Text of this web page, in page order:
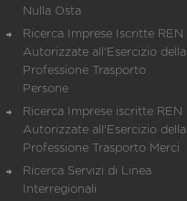
Nulla Osta
Ricerca Imprese Iscritte REN
Autorizzate all'Esercizio della
Professione Trasporto
Persone
Ricerca Imprese iscritte REN
Autorizzate all'Esercizio della
Professione Trasporto Merci
Ricerca Servizi di Linea
Interregionali